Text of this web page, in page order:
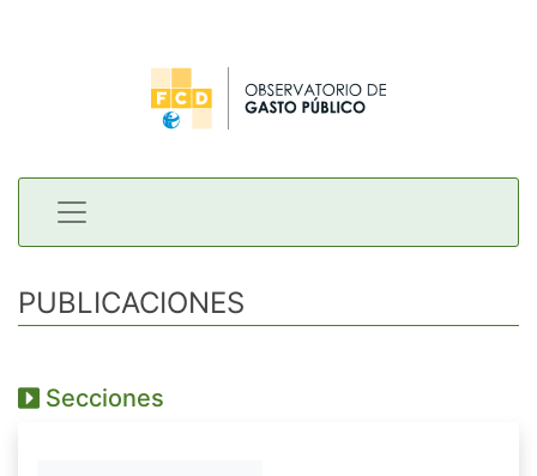
PUBLICACIONES
Secciones